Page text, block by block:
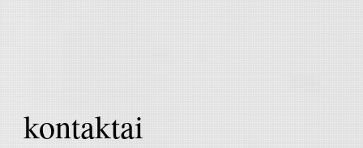
kontaktai